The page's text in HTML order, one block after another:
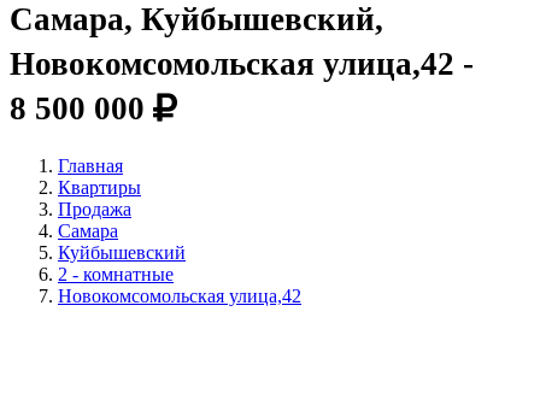
Самара, Куйбышевский,
Новокомсомольская улица,42 -
8 500 000
Главная
Квартиры
Продажа
Самара
Куйбышевский
2 - комнатные
Новокомсомольская улица,42